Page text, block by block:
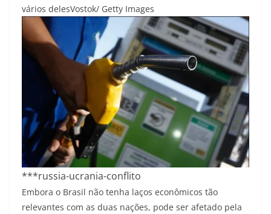
vários delesVostok/ Getty Images
***russia-ucrania-conflito
Embora o Brasil não tenha laços econômicos tão
relevantes com as duas nações, pode ser afetado pela